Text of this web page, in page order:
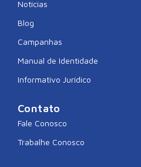
Notícias
Blog
Campanhas
Manual de Identidade
Informativo Jurídico
Contato
Fale Conosco
Trabalhe Conosco